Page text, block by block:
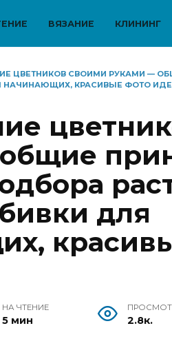
ВЯЗАНИЕ КЛИНИНГ
ЦВЕТНИКОВ СВОИМИ РУКАМИ —
НАЧИНАЮЩИХ, КРАСИВЫЕ ФОТО
для
НА ЧТЕНИЕ
5 мин 2.8к.